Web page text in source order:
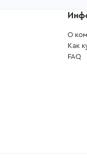
О
Как
FAQ